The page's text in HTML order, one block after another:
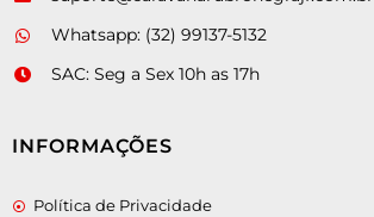
Whatsapp: (32) 99137-5132
SAC: Seg a Sex 10h as 17h
INFORMAÇÕES
Política de Privacidade